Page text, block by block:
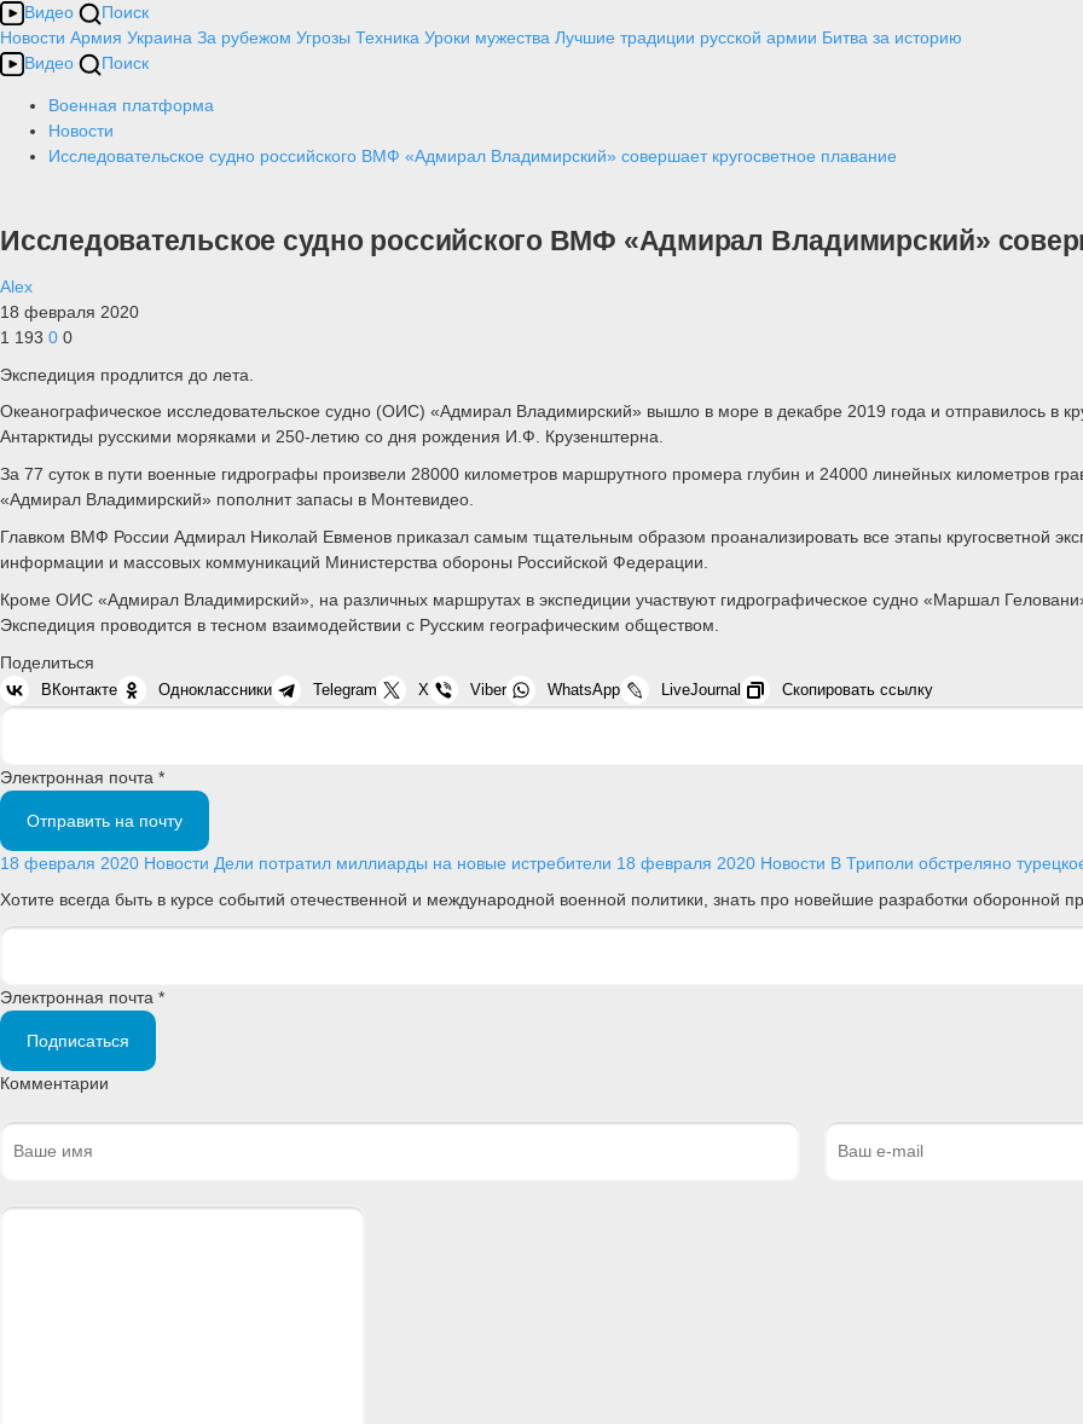
Видео
Поиск
Новости Армия Украина За рубежом Угрозы Техника Уроки мужества Лучшие традиции русской армии Битва за историю
Видео
Поиск
Военная платформа
Новости
Исследовательское судно российского ВМФ «Адмирал Владимирский» совершает кругосветное плавание
Исследовательское судно российского ВМФ «Адмирал Владимирский»
Alex
18 февраля 2020
1 193 0 0
Экспедиция продлится до лета.
Океанографическое исследовательское судно (ОИС) «Адмирал Владимирский» вышло в море в декабре 2019 года и отправилось в
Антарктиды русскими моряками и 250-летию со дня рождения И.Ф. Крузенштерна.
За 77 суток в пути военные гидрографы произвели 28000 километров маршрутного промера глубин и 24000 линейных километров
«Адмирал Владимирский» пополнит запасы в Монтевидео.
Главком ВМФ России Адмирал Николай Евменов приказал самым тщательным образом проанализировать все этапы кругосветной
информации и массовых коммуникаций Министерства обороны Российской Федерации.
Кроме ОИС «Адмирал Владимирский», на различных маршрутах в экспедиции участвуют гидрографическое судно «Маршал
Экспедиция проводится в тесном взаимодействии с Русским географическим обществом.
Поделиться
ВКонтакте Одноклассники Telegram X Viber WhatsApp LiveJournal Скопировать ссылку
Электронная почта *
Отправить на почту
18 февраля 2020 Новости Дели потратил миллиарды на новые истребители 18 февраля 2020 Новости В Триполи обстреляно
Хотите всегда быть в курсе событий отечественной и международной военной политики, знать про новейшие разработки
Электронная почта *
Подписаться
Комментарии